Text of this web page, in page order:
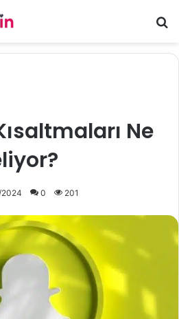
Ne
0 201